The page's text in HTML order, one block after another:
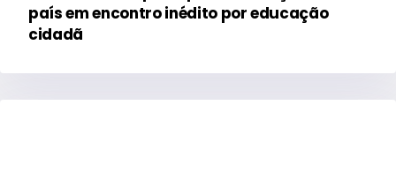
país em encontro inédito por educação
cidadã